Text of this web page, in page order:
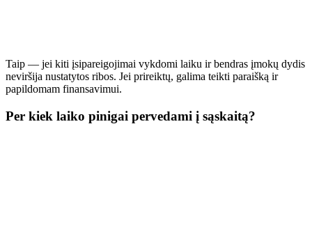
Taip — jei kiti įsipareigojimai vykdomi laiku ir bendras įmokų dydis
neviršija nustatytos ribos. Jei prireiktų, galima teikti paraišką ir
papildomam finansavimui.
Per kiek laiko pinigai pervedami į sąskaitą?